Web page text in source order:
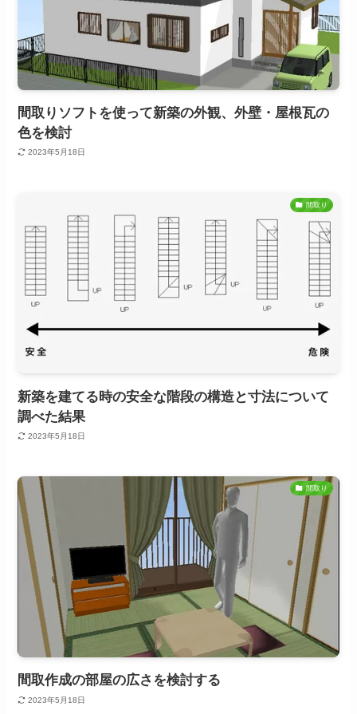
間取りソフトを使って新築の外観、外壁・屋根瓦の
色を検討
2023年5月18日
間取り
新築を建てる時の安全な階段の構造と寸法について
調べた結果
2023年5月18日
間取り
間取作成の部屋の広さを検討する
2023年5月18日